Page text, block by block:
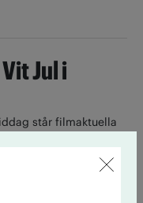
Jul i
står filmaktuella
Vit Jul.